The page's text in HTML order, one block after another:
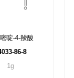
啶-4-羧酸
86-8
1g